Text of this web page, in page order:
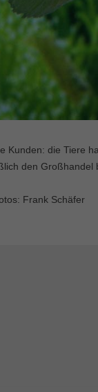
Kunden: die Tiere
den Großhandel
Frank Schäfer